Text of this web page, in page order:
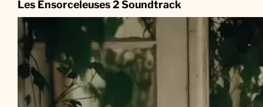
Les Ensorceleuses 2 Soundtrack